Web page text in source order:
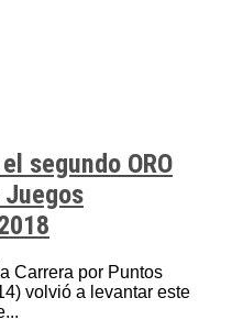
segundo ORO
Carrera por Puntos
volvió a levantar este